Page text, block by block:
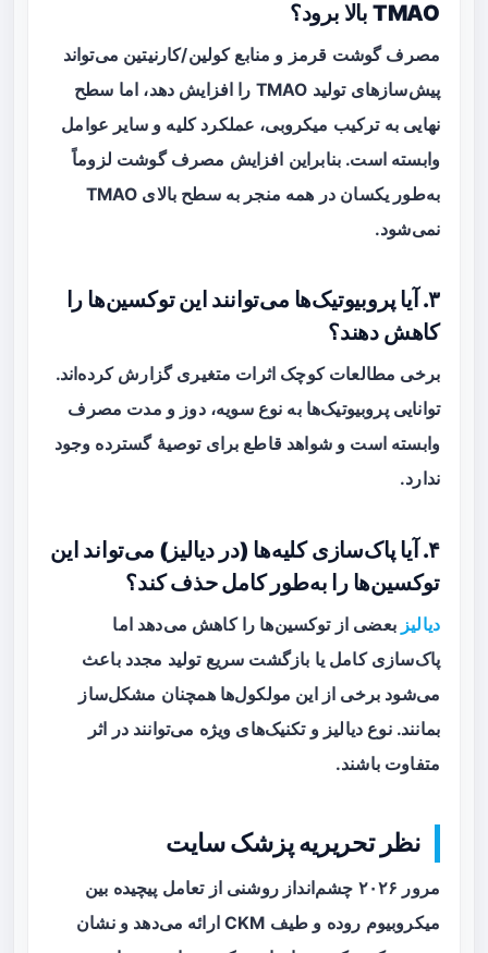
TMAO بالا برود؟
مصرف گوشت قرمز و منابع کولین/کارنیتین می‌تواند
پیش‌سازهای تولید TMAO را افزایش دهد، اما سطح
نهایی به ترکیب میکروبی، عملکرد کلیه و سایر عوامل
وابسته است. بنابراین افزایش مصرف گوشت لزوماً
به‌طور یکسان در همه منجر به سطح بالای TMAO
نمی‌شود.
۳. آیا پروبیوتیک‌ها می‌توانند این توکسین‌ها را
کاهش دهند؟
برخی مطالعات کوچک اثرات متغیری گزارش کرده‌اند.
توانایی پروبیوتیک‌ها به نوع سویه، دوز و مدت مصرف
وابسته است و شواهد قاطع برای توصیهٔ گسترده وجود
ندارد.
۴. آیا پاک‌سازی کلیه‌ها (در دیالیز) می‌تواند این
توکسین‌ها را به‌طور کامل حذف کند؟
دیالیز بعضی از توکسین‌ها را کاهش می‌دهد اما
پاک‌سازی کامل یا بازگشت سریع تولید مجدد باعث
می‌شود برخی از این مولکول‌ها همچنان مشکل‌ساز
بمانند. نوع دیالیز و تکنیک‌های ویژه می‌توانند در اثر
متفاوت باشند.
نظر تحریریه پزشک سایت
مرور ۲۰۲۶ چشم‌انداز روشنی از تعامل پیچیده بین
میکروبیوم روده و طیف CKM ارائه می‌دهد و نشان